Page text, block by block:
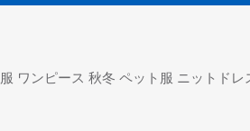
ワンピース 秋冬 ペット服 ニットド